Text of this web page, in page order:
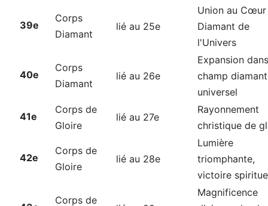
39e
Corps
Diamant
lié au 25e
Union au Cœur
Diamant de
l'Univers
40e
Corps
Diamant
lié au 26e
Expansion
champ
universel
41e
Corps de
Gloire
lié au 27e
Rayonnement
christique de
42e
Corps de
Gloire
lié au 28e
Lumière
triomphante,
victoire
Corps de
Magnificence